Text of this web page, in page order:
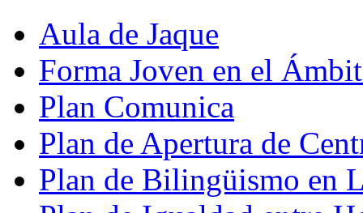
Aula de Jaque
Forma Joven en el
Plan Comunica
Plan de Apertura de
Plan de Bilingüismo en